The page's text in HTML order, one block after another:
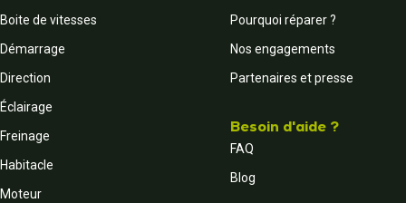
Boite de vitesses
Démarrage
Direction
Éclairage
Freinage
Habitacle
Moteur
Pourquoi réparer ?
Nos engagements
Partenaires et presse
Besoin d'aide ?
FAQ
Blog